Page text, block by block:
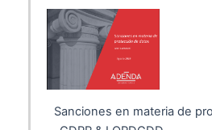
Sanciones en materia de